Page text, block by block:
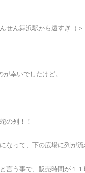
せん舞浜駅から遠すぎ（＞
幸いでしたけど。
の列！！
なって、下の広場に列が流
言う事で、販売時間が１